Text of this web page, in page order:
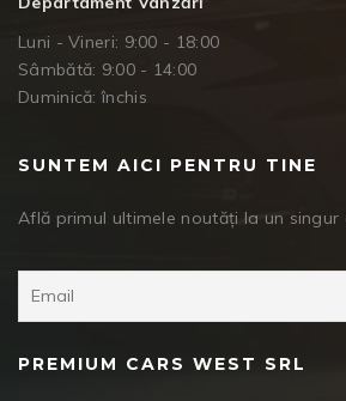
Luni - Vineri: 9:00 - 18:00
Sâmbătă: 9:00 - 14:00
Duminică: închis
SUNTEM AICI PENTRU TINE
Află primul ultimele noutăți la un singur
PREMIUM CARS WEST SRL